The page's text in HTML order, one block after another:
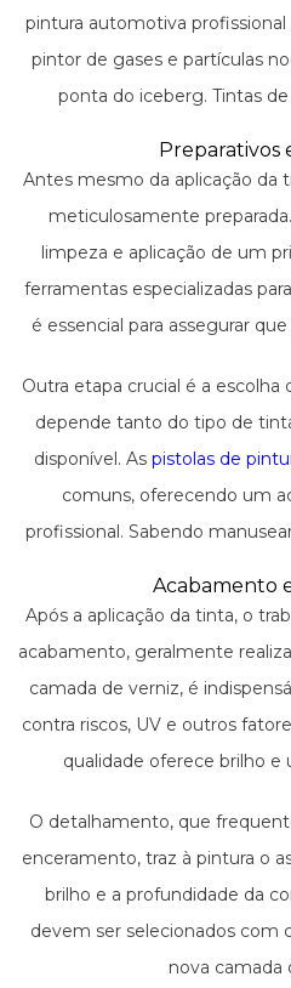
pintura automotiva
pintor de gases e partículas
ponta do iceberg. Tintas
duradoura e
Preparativos
Antes mesmo da aplicação da
meticulosamente
limpeza e aplicação de um
ferramentas especializadas
é essencial para assegurar
Outra etapa crucial é a escolha
depende tanto do tipo de
disponível. As pistolas de
comuns, oferecendo um
profissional. Sabendo
com a
Acabamento
Após a aplicação da tinta, o
acabamento, geralmente
camada de verniz, é
contra riscos, UV e outros
qualidade oferece brilho
O detalhamento, que
enceramento, traz à pintura o
brilho e a profundidade da
devem ser selecionados com
nova camada